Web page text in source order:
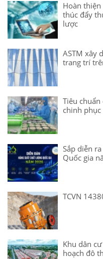
Hoàn
thúc đẩy
lược
ASTM xây
trang trí
Tiêu
chinh
Sắp diễn
Quốc gia
TCVN
Khu dân
hoạch đô